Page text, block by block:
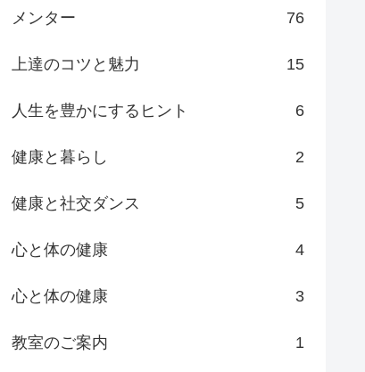
メンター 76
上達のコツと魅力 15
人生を豊かにするヒント 6
健康と暮らし 2
健康と社交ダンス 5
心と体の健康 4
心と体の健康 3
教室のご案内 1